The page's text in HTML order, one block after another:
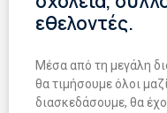
εθελοντές.
Μέσα από τη μεγάλη
θα τιμήσουμε όλοι
διασκεδάσουμε, θα